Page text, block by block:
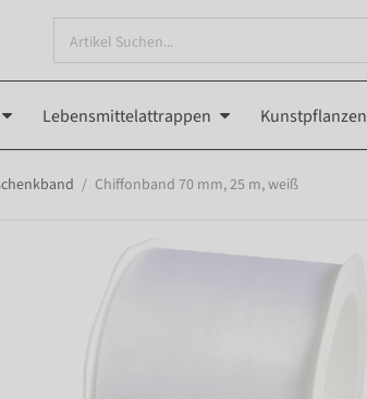
Lebensmittelattrappen Kunstpflanzen
Chiffonband 70 mm, 25 m, weiß